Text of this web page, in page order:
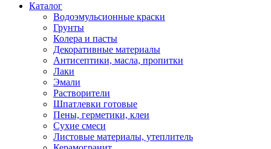
Каталог
Водоэмульсионные краски
Грунты
Колера и пасты
Декоративные материалы
Антисептики, масла, пропитки
Лаки
Эмали
Растворители
Шпатлевки готовые
Пены, герметики, клеи
Сухие смеси
Листовые материалы, утеплитель